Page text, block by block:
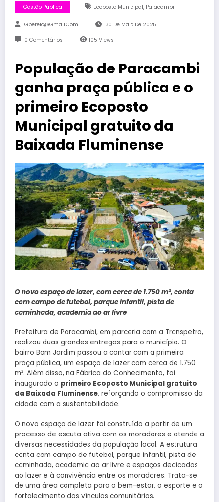
Gestão Pública Ecoposto Municipal, Paracambi
Gperelo@gmail.com 30 De Maio De 2025
0 Comentários 105 Views
População de Paracambi
ganha praça pública e o
primeiro Ecoposto
Municipal gratuito da
Baixada Fluminense
O novo espaço de lazer, com cerca de 1.750 m², conta
com campo de futebol, parque infantil, pista de
caminhada, academia ao ar livre
Prefeitura de Paracambi, em parceria com a Transpetro,
realizou duas grandes entregas para o município. O
bairro Bom Jardim passou a contar com a primeira
praça pública, um espaço de lazer com cerca de 1.750
m². Além disso, na Fábrica do Conhecimento, foi
inaugurado o primeiro Ecoposto Municipal gratuito
da Baixada Fluminense, reforçando o compromisso da
cidade com a sustentabilidade.
O novo espaço de lazer foi construído a partir de um
processo de escuta ativa com os moradores e atende a
diversas necessidades da população local. A estrutura
conta com campo de futebol, parque infantil, pista de
caminhada, academia ao ar livre e espaços dedicados
ao lazer e à convivência entre os moradores. Trata-se
de uma área completa para o bem-estar, o esporte e o
fortalecimento dos vínculos comunitários.